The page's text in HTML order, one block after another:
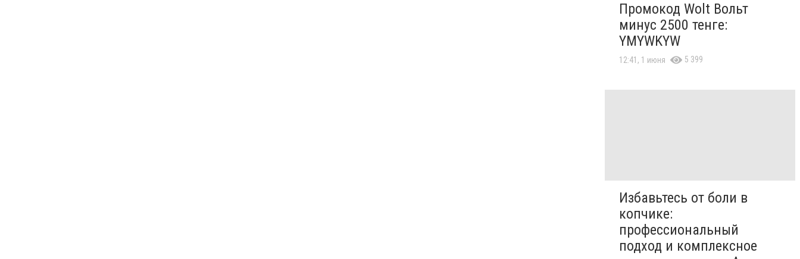
Промокод Wolt Вольт
минус 2500 тенге:
YMYWKYW
12:41, 1 июня 5 399
Избавьтесь от боли в
копчике:
профессиональный
подход и комплексное